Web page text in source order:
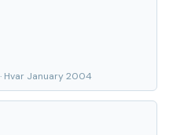
Hvar January 2004